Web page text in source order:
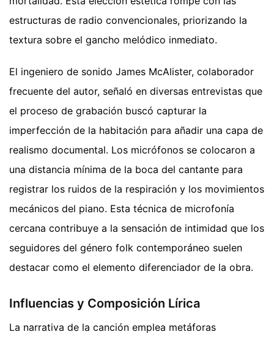
estructuras de radio convencionales, priorizando la
textura sobre el gancho melódico inmediato.
El ingeniero de sonido James McAlister, colaborador
frecuente del autor, señaló en diversas entrevistas que
el proceso de grabación buscó capturar la
imperfección de la habitación para añadir una capa de
realismo documental. Los micrófonos se colocaron a
una distancia mínima de la boca del cantante para
registrar los ruidos de la respiración y los movimientos
mecánicos del piano. Esta técnica de microfonía
cercana contribuye a la sensación de intimidad que los
seguidores del género folk contemporáneo suelen
destacar como el elemento diferenciador de la obra.
Influencias y Composición Lírica
La narrativa de la canción emplea metáforas